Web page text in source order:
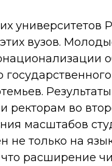
университетов
вузов.
ректорам во
масштабов
не только на
расширение